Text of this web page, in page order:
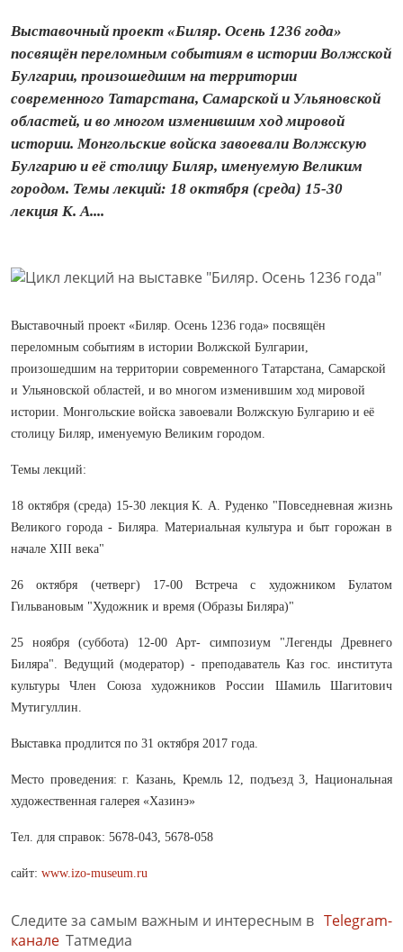
Выставочный проект «Биляр. Осень 1236 года»
посвящён переломным событиям в истории Волжской
Булгарии, произошедшим на территории
современного Татарстана, Самарской и Ульяновской
областей, и во многом изменившим ход мировой
истории. Монгольские войска завоевали Волжскую
Булгарию и её столицу Биляр, именуемую Великим
городом. Темы лекций: 18 октября (среда) 15-30
лекция К. А....
Выставочный проект «Биляр. Осень 1236 года» посвящён
переломным событиям в истории Волжской Булгарии,
произошедшим на территории современного Татарстана, Самарской
и Ульяновской областей, и во многом изменившим ход мировой
истории. Монгольские войска завоевали Волжскую Булгарию и её
столицу Биляр, именуемую Великим городом.
Темы лекций:
18 октября (среда) 15-30 лекция К. А. Руденко "Повседневная жизнь
Великого города - Биляра. Материальная культура и быт горожан в
начале XIII века"
26 октября (четверг) 17-00 Встреча с художником Булатом
Гильвановым "Художник и время (Образы Биляра)"
25 ноября (суббота) 12-00 Арт- симпозиум "Легенды Древнего
Биляра". Ведущий (модератор) - преподаватель Каз гос. института
культуры Член Союза художников России Шамиль Шагитович
Мутигуллин.
Выставка продлится по 31 октября 2017 года.
Место проведения: г. Казань, Кремль 12, подъезд 3, Национальная
художественная галерея «Хазинэ»
Тел. для справок: 5678-043, 5678-058
сайт: www.izo-museum.ru
Следите за самым важным и интересным в Telegram-
канале Татмедиа